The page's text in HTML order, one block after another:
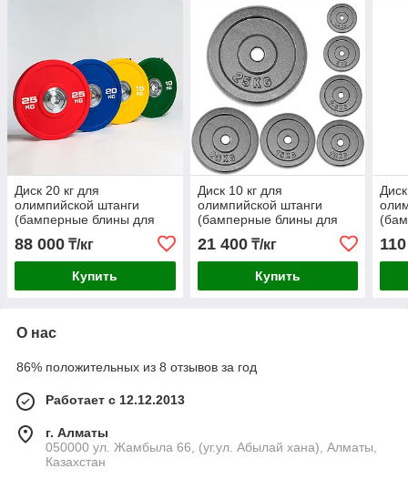
Диск 20 кг для
олимпийской штанги
(бамперные блины для
кроссфита) цветной
88 000 ₸/кг
Купить
Диск 10 кг для
олимпийской штанги
(бамперные блины для
кроссфита)
21 400₸/кг
Купить
О нас
86% положительных из 8 отзывов за год
Работает с 12.12.2013
г. Алматы
050000 ул. Жамбыла 66, (уг.ул. Абылай хана), Алматы,
Казахстан